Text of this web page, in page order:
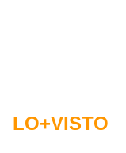
LO+VISTO